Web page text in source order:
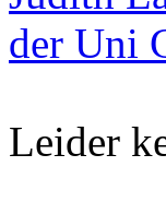
der Uni
Leider